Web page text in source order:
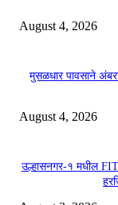
August 4, 2026
मुसळधार पावसाने
August 4, 2026
उल्हासनगर-१ मधील